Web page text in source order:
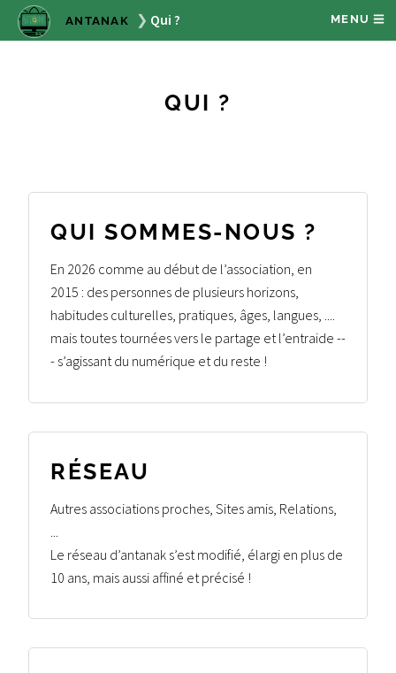
ANTANAK Qui ? MENU
QUI ?
QUI SOMMES-NOUS ?
En 2026 comme au début de l’association, en
2015 : des personnes de plusieurs horizons,
habitudes culturelles, pratiques, âges, langues, ....
mais toutes tournées vers le partage et l’entraide --
- s’agissant du numérique et du reste !
RÉSEAU
Autres associations proches, Sites amis, Relations,
Le réseau d’antanak s’est modifié, élargi en plus de
10 ans, mais aussi affiné et précisé !